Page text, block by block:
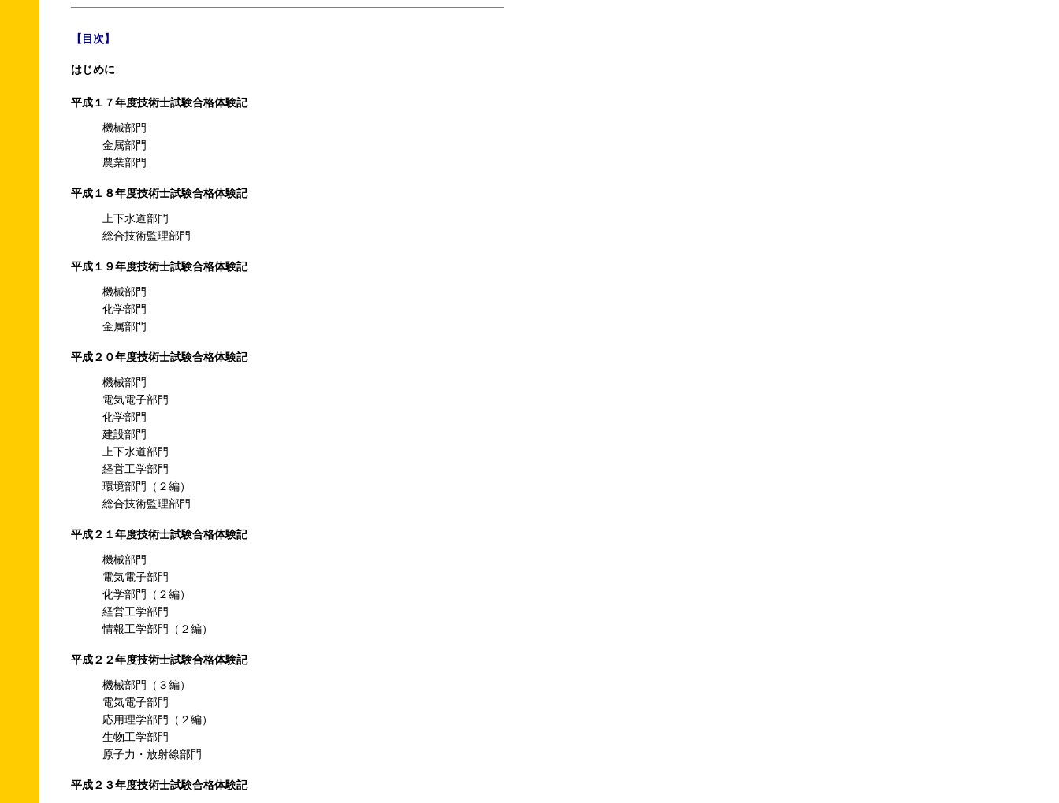
【目次】
はじめに
平成１７年度技術士試験合格体験記
機械部門
金属部門
農業部門
平成１８年度技術士試験合格体験記
上下水道部門
総合技術監理部門
平成１９年度技術士試験合格体験記
機械部門
化学部門
金属部門
平成２０年度技術士試験合格体験記
機械部門
電気電子部門
化学部門
建設部門
上下水道部門
経営工学部門
環境部門（２編）
総合技術監理部門
平成２１年度技術士試験合格体験記
機械部門
電気電子部門
化学部門（２編）
経営工学部門
情報工学部門（２編）
平成２２年度技術士試験合格体験記
機械部門（３編）
電気電子部門
応用理学部門（２編）
生物工学部門
原子力・放射線部門
平成２３年度技術士試験合格体験記